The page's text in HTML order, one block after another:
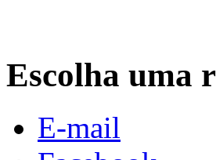
Escolha uma
E-mail